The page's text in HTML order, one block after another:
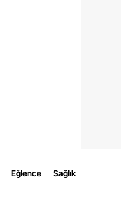
Eğlence Sağlık